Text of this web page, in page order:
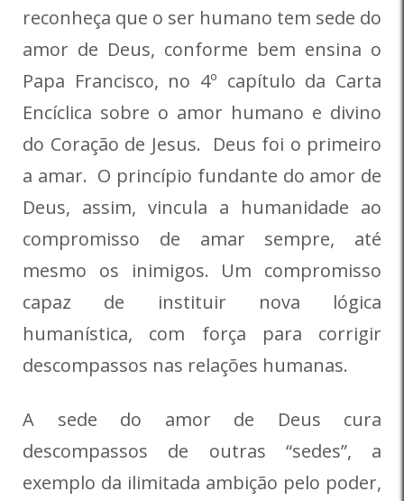
reconheça que o ser humano tem sede do
amor de Deus, conforme bem ensina o
Papa Francisco, no 4º capítulo da Carta
Encíclica sobre o amor humano e divino
do Coração de Jesus. Deus foi o primeiro
a amar. O princípio fundante do amor de
Deus, assim, vincula a humanidade ao
compromisso de amar sempre, até
mesmo os inimigos. Um compromisso
capaz de instituir nova lógica
humanística, com força para corrigir
descompassos nas relações humanas.
A sede do amor de Deus cura
descompassos de outras “sedes”, a
exemplo da ilimitada ambição pelo poder,